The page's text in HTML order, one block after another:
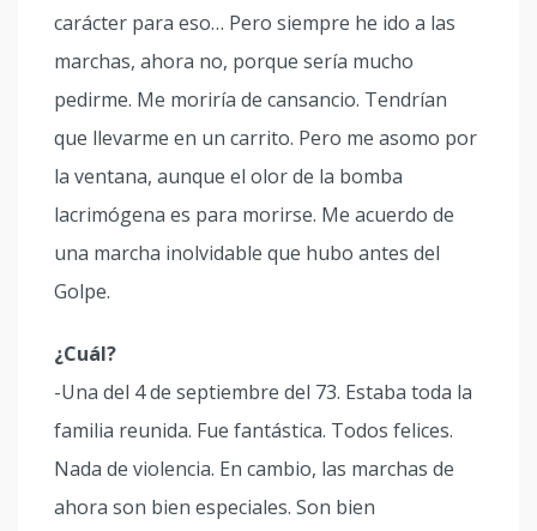
carácter para eso… Pero siempre he ido a las
marchas, ahora no, porque sería mucho
pedirme. Me moriría de cansancio. Tendrían
que llevarme en un carrito. Pero me asomo por
la ventana, aunque el olor de la bomba
lacrimógena es para morirse. Me acuerdo de
una marcha inolvidable que hubo antes del
Golpe.
¿Cuál?
-Una del 4 de septiembre del 73. Estaba toda la
familia reunida. Fue fantástica. Todos felices.
Nada de violencia. En cambio, las marchas de
ahora son bien especiales. Son bien